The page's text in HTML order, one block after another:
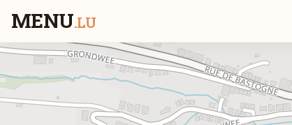
MENU.LU